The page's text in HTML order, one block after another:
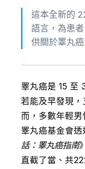
這本全新的
語言，為患
供關於睪丸
睪丸癌是 15 至
若能及早發現
而，多數年輕男
睪丸癌基金會透
話：睪丸癌指南
直截了當、共